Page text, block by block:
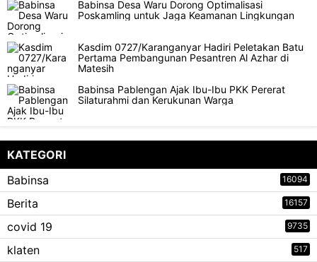
Babinsa Desa Waru Dorong Optimalisasi
Poskamling untuk Jaga Keamanan Lingkungan
Kasdim 0727/Karanganyar Hadiri Peletakan Batu
Pertama Pembangunan Pesantren Al Azhar di
Matesih
Babinsa Pablengan Ajak Ibu-Ibu PKK Pererat
Silaturahmi dan Kerukunan Warga
KATEGORI
Babinsa
16094
Berita 16157
covid 19 9735
klaten 517